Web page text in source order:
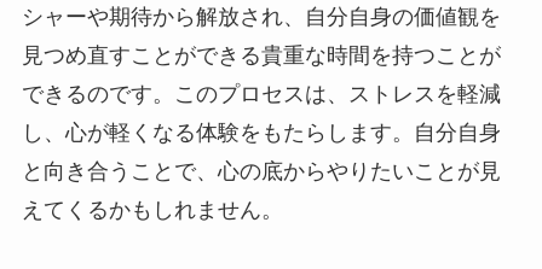
シャーや期待から解放され、自分自身の価値観を
見つめ直すことができる貴重な時間を持つことが
できるのです。このプロセスは、ストレスを軽減
し、心が軽くなる体験をもたらします。自分自身
と向き合うことで、心の底からやりたいことが見
えてくるかもしれません。